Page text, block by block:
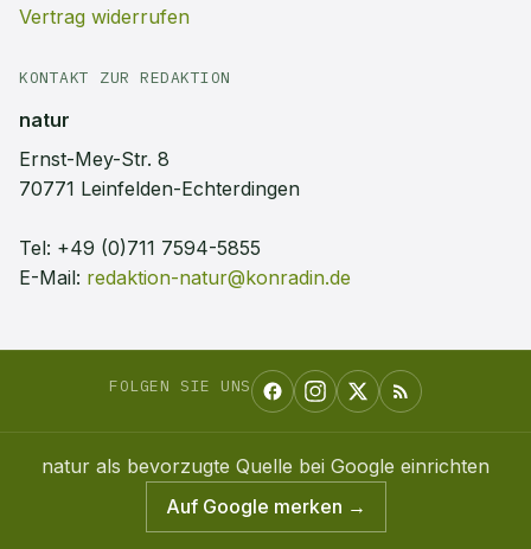
Vertrag widerrufen
KONTAKT ZUR REDAKTION
natur
Ernst-Mey-Str. 8
70771 Leinfelden-Echterdingen
Tel: +49 (0)711 7594-5855
E-Mail: redaktion-natur@konradin.de
FOLGEN SIE UNS
natur als bevorzugte Quelle bei Google einrichten
Auf Google merken →